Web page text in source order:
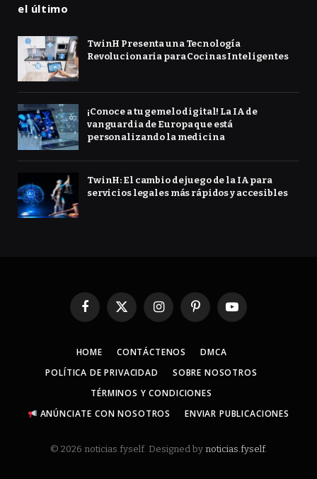
el último
TwinH Presenta una Tecnología
Revolucionaria para Cocinas Inteligentes
¡Conoce a tu gemelo digital! La IA de
vanguardia de Europa que está
personalizando la medicina
TwinH: El cambio de juego de la IA para
servicios legales más rápidos y accesibles
Facebook
X
InstagramPinterestYouTube
HOME CONTÁCTENOS
DMCA
POLÍTICA DE PRIVACIDAD
SOBRE NOSOTROS
TÉRMINOS Y CONDICIONES
ANÚNCIATE CON NOSOTROS
ENVIAR PUBLICACIONES
© 2026 noticias.fyself. Designed by noticias.fyself.